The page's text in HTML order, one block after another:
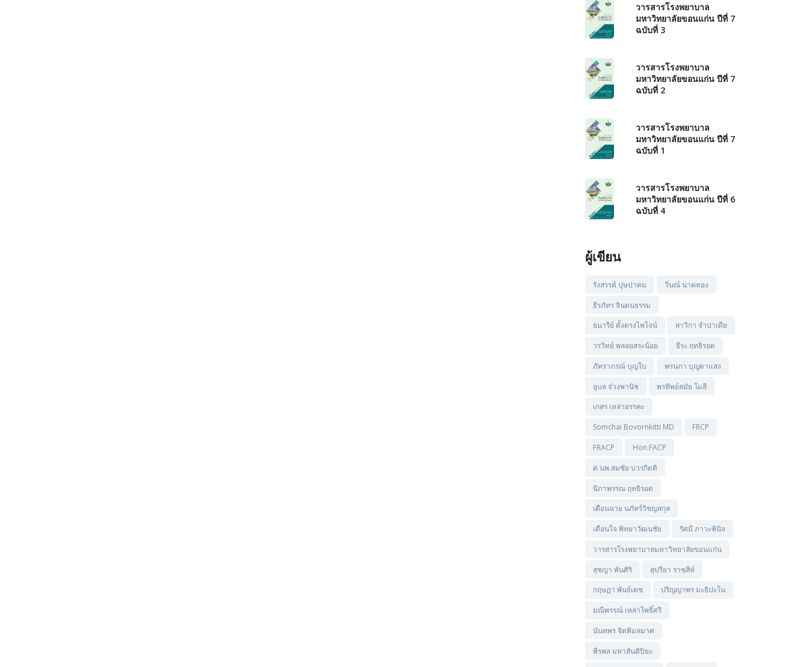
วารสารโรงพยาบาล
มหาวิทยาลัยขอนแก่น ปีที่ 7
ฉบับที่ 3
วารสารโรงพยาบาล
มหาวิทยาลัยขอนแก่น ปีที่ 7
ฉบับที่ 2
วารสารโรงพยาบาล
มหาวิทยาลัยขอนแก่น ปีที่ 7
ฉบับที่ 1
วารสารโรงพยาบาล
มหาวิทยาลัยขอนแก่น ปีที่ 6
ฉบับที่ 4
ผู้เขียน
รังสรรค์ ปุษปาคม
วีนณ์ นาคทอง
ธีรภัทร จินตนธรรม
ธนารีย์ ตั้งตรงไพโจน์
สาวิกา จำปาเตีย
วรวิทย์ พลอยสระน้อย
ธีระ ฤทธิรอด
ภัทราภรณ์ บุญใบ
พรนภา บุญตาแสง
อุบล จ๋วงพานิช
พรทิพย์สมัย โมลี
เกสร เหล่าอรรคะ
Somchai Bovornkitti MD
FRCP
FRACP
Hon.FACP
ศ.นพ.สมชัย บวรกิตติ
นิภาพรรณ ฤทธิรอด
เดือนฉาย นภัทร์วิชญสกุล
เตือนใจ พิทยาวัฒนชัย
รัศมี ภาวะพินิจ
วารสารโรงพยาบาลมหาวิทยาลัยขอนแก่น
สุชญา พันศิริ
สุปรียา ราชสีห์
กฤษฏา พันธ์เดช
ปริญญาพร มะธิปะโน
มณีพรรณ์ เหล่าโพธิ์ศรี
นันทพร จิตพิมลมาศ
พีรพล มหาสันติปิยะ